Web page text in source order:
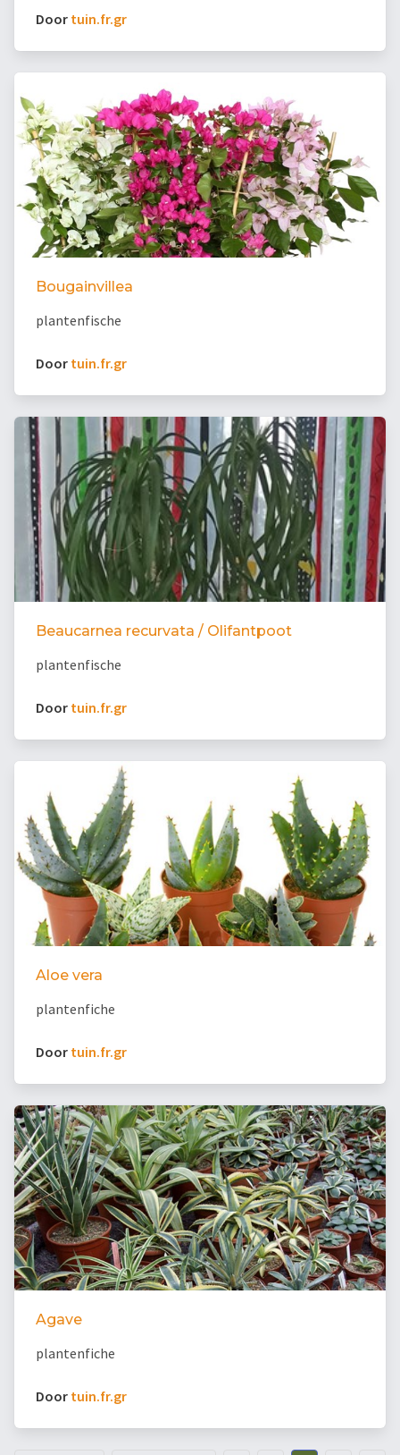
Door tuin.fr.gr
Bougainvillea
plantenfische
Door tuin.fr.gr
Beaucarnea recurvata / Olifantpoot
plantenfische
Door tuin.fr.gr
Aloe vera
plantenfiche
Door tuin.fr.gr
Agave
plantenfiche
Door tuin.fr.gr